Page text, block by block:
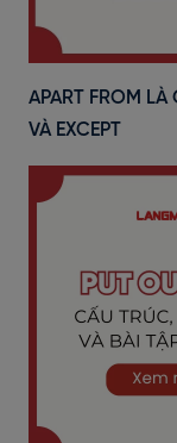
APART FROM LÀ
VÀ EXCEPT